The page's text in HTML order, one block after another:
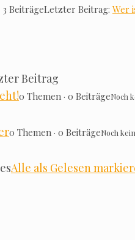
3 Bei­trä­geLetz­ter Bei­trag: Wer
Beitrag
0 The­men · 0 Bei­trä­geNoch
0 The­men · 0 Bei­trä­geNoch
Alle als Gele­sen